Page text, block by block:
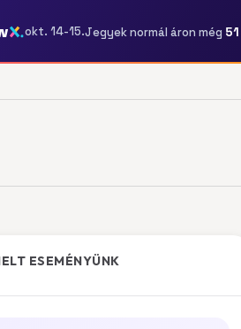
okt. 14-15.Jegyek normál áron még 51
ESEMÉNYÜNK